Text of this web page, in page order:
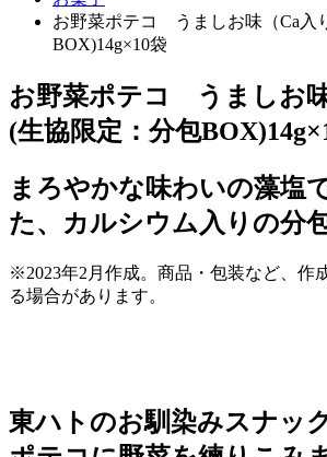
お野菜ポテコ うましお味（Ca入
BOX)14g×10袋
お野菜ポテコ うましお味
(生協限定：分包
まろやかな味わいの藻塩
た、カルシウム入りの分
※2023年2月作成。商品・包装など、作
る場合があります。
東ハトのお馴染みスナッ